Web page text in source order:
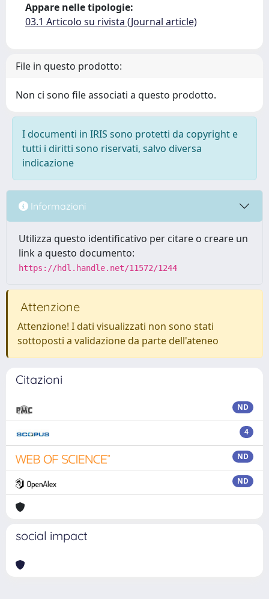
Appare nelle tipologie:
03.1 Articolo su rivista (Journal article)
File in questo prodotto:
Non ci sono file associati a questo prodotto.
I documenti in IRIS sono protetti da copyright e
tutti i diritti sono riservati, salvo diversa
indicazione
Informazioni
Utilizza questo identificativo per citare o creare un
link a questo documento:
https://hdl.handle.net/11572/1244
Attenzione
Attenzione! I dati visualizzati non sono stati
sottoposti a validazione da parte dell'ateneo
Citazioni
ND
4
ND
ND
social impact